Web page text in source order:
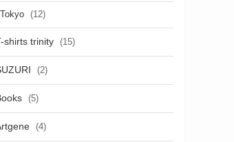
Tokyo (12)
shirts trinity (15)
(2)
(5)
(4)